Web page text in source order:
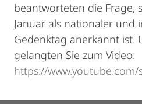
beantworteten die Frage,
Januar als nationaler und
Gedenktag anerkannt ist.
gelangten Sie zum Video:
https://www.youtube.com/